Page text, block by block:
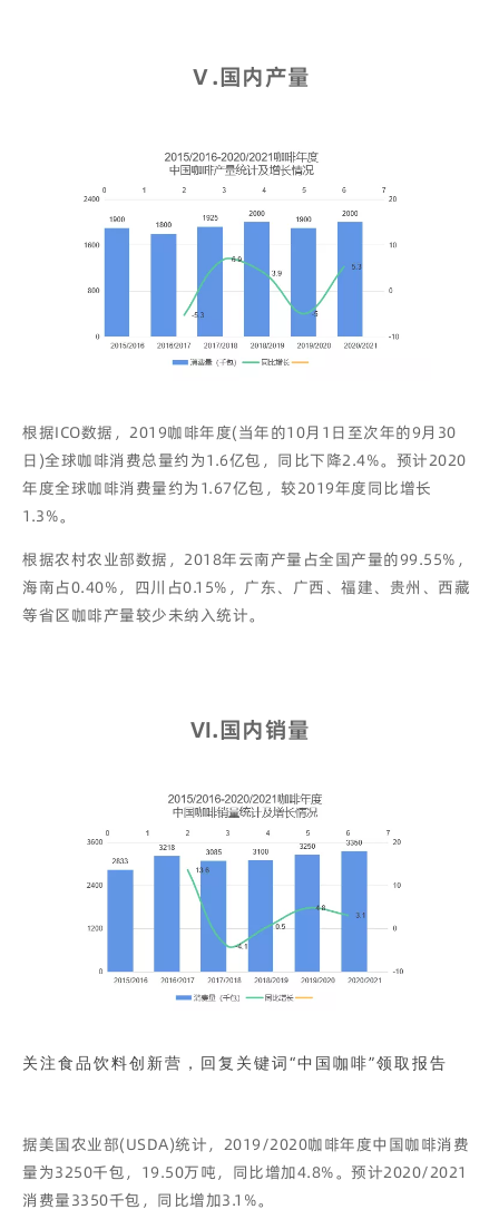
Ⅴ.国内产量
根据ICO数据，2019咖啡年度(当年的10月1日至次年的9月30
日)全球咖啡消费总量约为1.6亿包，同比下降2.4%。预计2020
年度全球咖啡消费量约为1.67亿包，较2019年度同比增长
1.3%。
根据农村农业部数据，2018年云南产量占全国产量的99.55%，
海南占0.40%，四川占0.15%，广东、广西、福建、贵州、西藏
等省区咖啡产量较少未纳入统计。
Ⅵ.国内销量
关注食品饮料创新营，回复关键词“中国咖啡”领取报告
据美国农业部(USDA)统计，2019/2020咖啡年度中国咖啡消费
量为3250千包，19.50万吨，同比增加4.8%。预计2020/2021
消费量3350千包，同比增加3.1%。